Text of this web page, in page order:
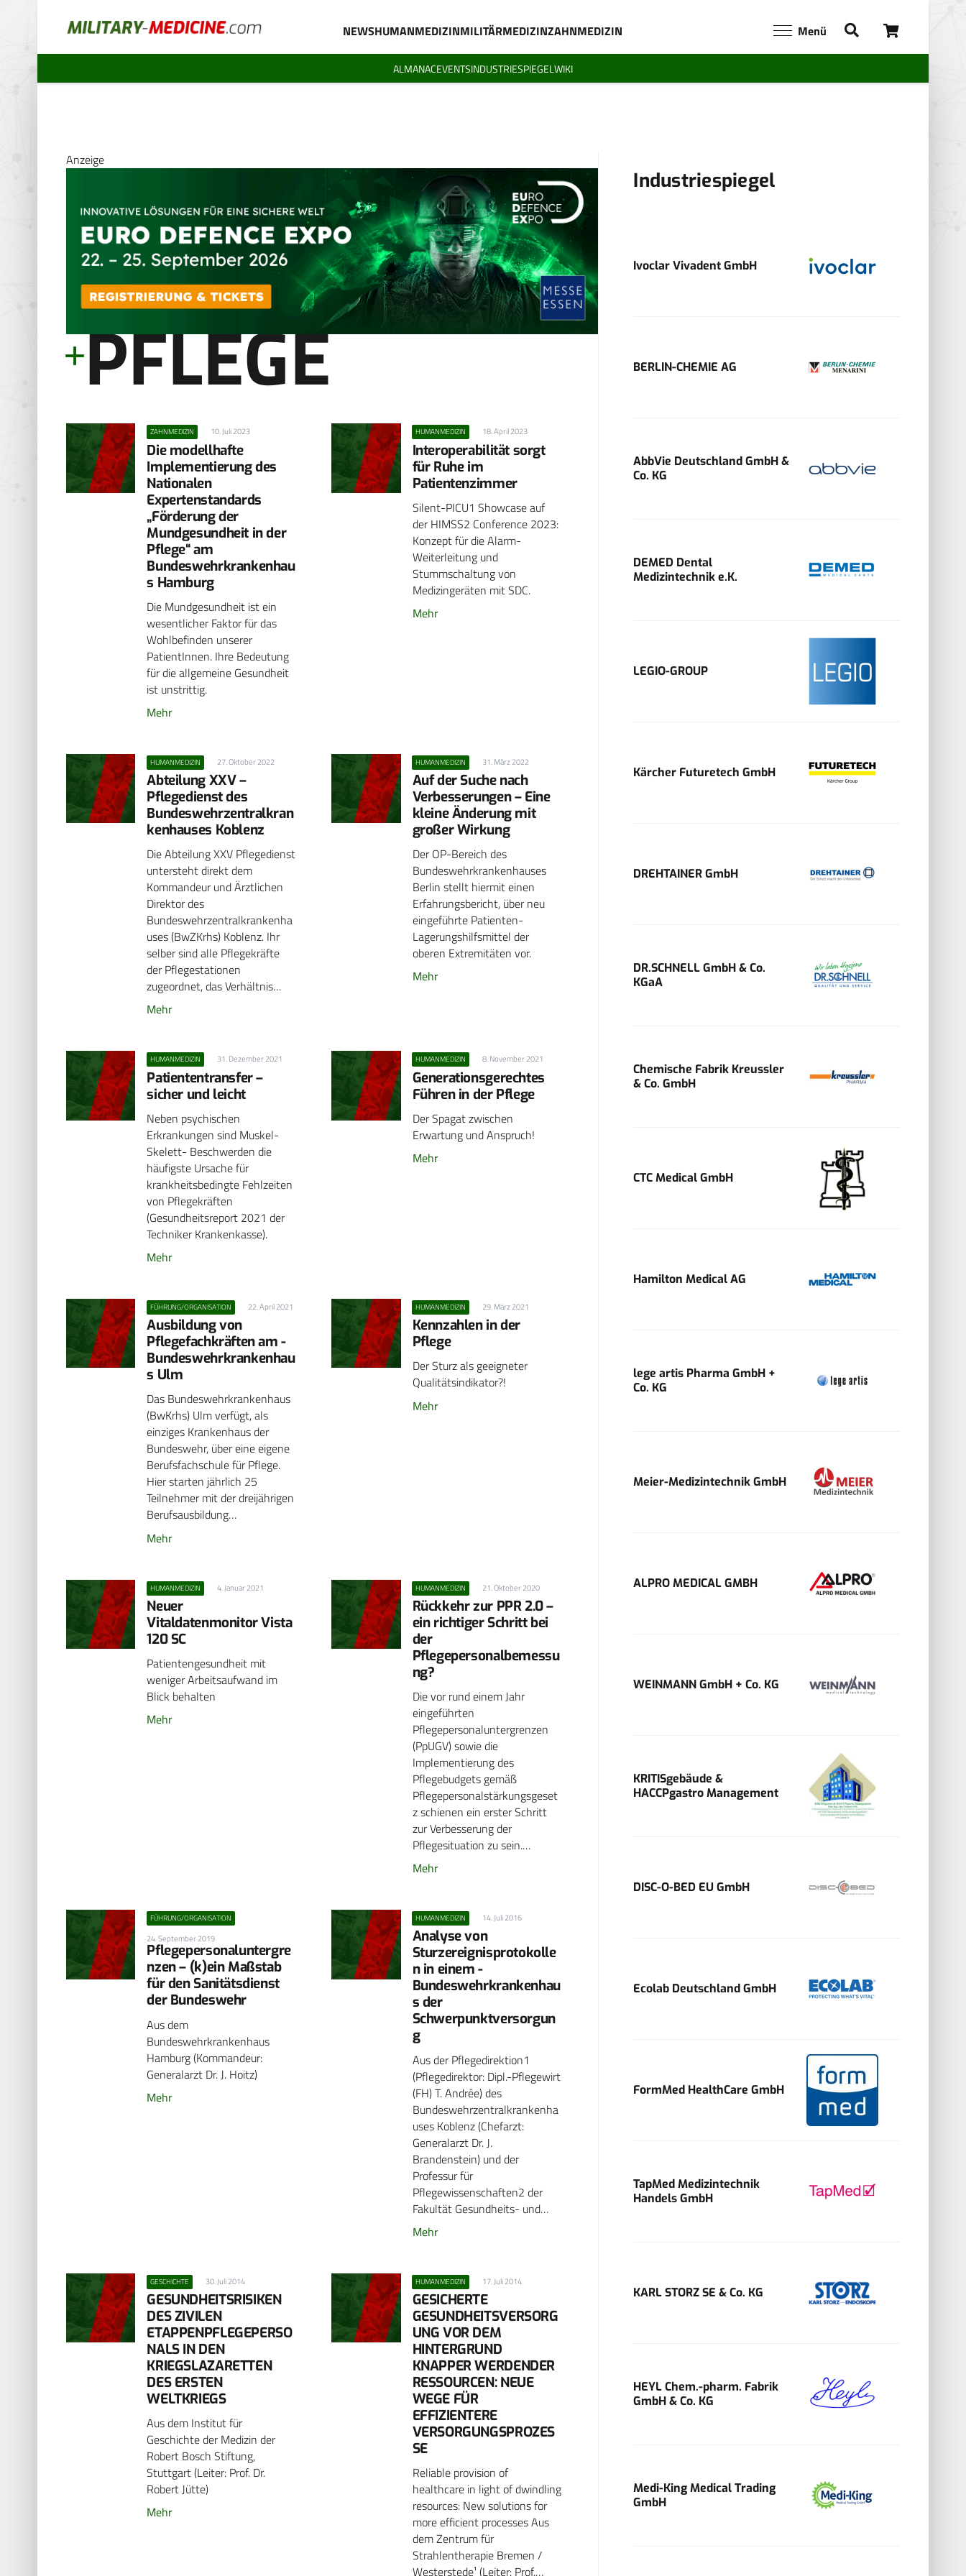
NEWSHUMANMEDIZINMILITÄRMEDIZINZAHNMEDIZIN Menü
ALMANACEVENTSINDUSTRIESPIEGELWIKI
Anzeige
PFLEGE
ZAHNMEDIZIN 10. Juli 2023
Die modellhafte
Implementierung des
Nationalen
Expertenstandards
„Förderung der
Mundgesundheit in der
Pflege“ am
Bundeswehrkrankenhau
s Hamburg
Die Mundgesundheit ist ein
wesentlicher Faktor für das
Wohlbefinden unserer
PatientInnen. Ihre Bedeutung
für die allgemeine Gesundheit
ist unstrittig.
Mehr
HUMANMEDIZIN 18. April 2023
Interoperabilität sorgt
für Ruhe im
Patientenzimmer
Silent-PICU1 Showcase auf
der HIMSS2 Conference 2023:
Konzept für die Alarm-
Weiterleitung und
Stummschaltung von
Medizingeräten mit SDC.
Mehr
HUMANMEDIZIN 27. Oktober 2022
Abteilung XXV –
Pflegedienst des
Bundeswehrzentralkran
kenhauses Koblenz
Die Abteilung XXV Pflegedienst
untersteht direkt dem
Kommandeur und Ärztlichen
Direktor des
Bundeswehrzentralkrankenha
uses (BwZKrhs) Koblenz. Ihr
selber sind alle Pflegekräfte
der Pflegestationen
zugeordnet, das Verhältnis…
Mehr
HUMANMEDIZIN 31. März 2022
Auf der Suche nach
Verbesserungen – Eine
kleine Änderung mit
großer Wirkung
Der OP-Bereich des
Bundeswehrkrankenhauses
Berlin stellt hiermit einen
Erfahrungsbericht, über neu
eingeführte Patienten-
Lagerungshilfsmittel der
oberen Extremitäten vor.
Mehr
HUMANMEDIZIN 31. Dezember 2021
Patiententransfer –
sicher und leicht
Neben psychischen
Erkrankungen sind Muskel-
Skelett- Beschwerden die
häufigste Ursache für
krankheitsbedingte Fehlzeiten
von Pflegekräften
(Gesundheitsreport 2021 der
Techniker Krankenkasse).
Mehr
HUMANMEDIZIN 8. November 2021
Generationsgerechtes
Führen in der Pflege
Der Spagat zwischen
Erwartung und Anspruch!
Mehr
FÜHRUNG/ORGANISATION 22. April 2021
Ausbildung von
Pflegefachkräften am ­
Bundeswehrkrankenhau
s Ulm
Das Bundeswehrkrankenhaus
(BwKrhs) Ulm verfügt, als
einziges Krankenhaus der
Bundeswehr, über eine eigene
Berufsfachschule für Pflege.
Hier starten jährlich 25
Teilnehmer mit der dreijährigen
Berufsausbildung…
Mehr
HUMANMEDIZIN 29. März 2021
Kennzahlen in der
Pflege
Der Sturz als geeigneter
Qualitätsindikator?!
Mehr
HUMANMEDIZIN 4. Januar 2021
Neuer
Vitaldatenmonitor Vista
120 SC
Patientengesundheit mit
weniger Arbeitsaufwand im
Blick behalten
Mehr
HUMANMEDIZIN 21. Oktober 2020
Rückkehr zur PPR 2.0 –
ein richtiger Schritt bei
der
Pflegepersonalbemessu
ng?
Die vor rund einem Jahr
eingeführten
Pflegepersonaluntergrenzen
(PpUGV) sowie die
Implementierung des
Pflegebudgets gemäß
Pflegepersonalstärkungsgeset
z schienen ein erster Schritt
zur Verbesserung der
Pflegesituation zu sein.…
Mehr
FÜHRUNG/ORGANISATION
24. September 2019
Pflegepersonaluntergre
nzen – (k)ein Maßstab
für den Sanitätsdienst
der ­Bundeswehr
Aus dem
Bundeswehrkrankenhaus
Hamburg (Kommandeur:
Generalarzt Dr. J. Hoitz)
Mehr
HUMANMEDIZIN 14. Juli 2016
Analyse von
Sturzereignisprotokolle
n in einem -
Bundeswehrkrankenhau
s der
Schwerpunktversorgun
g
Aus der Pflegedirektion1
(Pflegedirektor: Dipl.-Pflegewirt
(FH) T. Andrée) des
Bundeswehrzentralkrankenha
uses Koblenz (Chefarzt:
Generalarzt Dr. J.
Brandenstein) und der
Professur für
Pflegewissenschaften2 der
Fakultät Gesundheits- und…
Mehr
GESCHICHTE 30. Juli 2014
GESUNDHEITSRISIKEN
DES ZIVILEN
ETAPPENPFLEGEPERSO
NALS IN DEN
KRIEGSLAZARETTEN
DES ERSTEN
WELTKRIEGS
Aus dem Institut für
Geschichte der Medizin der
Robert Bosch Stiftung,
Stuttgart (Leiter: Prof. Dr.
Robert Jütte)
Mehr
HUMANMEDIZIN 17. Juli 2014
GESICHERTE
GESUNDHEITSVERSORG
UNG VOR DEM
HINTERGRUND
KNAPPER WERDENDER
RESSOURCEN: NEUE
WEGE FÜR
EFFIZIENTERE
VERSORGUNGSPROZES
SE
Reliable provision of
healthcare in light of dwindling
resources: New solutions for
more efficient processes Aus
dem Zentrum für
Strahlentherapie Bremen /
Westerstede¹ (Leiter: Prof.…
Industriespiegel
Ivoclar Vivadent GmbH
BERLIN-CHEMIE AG
AbbVie Deutschland GmbH &
Co. KG
DEMED Dental
Medizintechnik e.K.
LEGIO-GROUP
Kärcher Futuretech GmbH
DREHTAINER GmbH
DR.SCHNELL GmbH & Co.
KGaA
Chemische Fabrik Kreussler
& Co. GmbH
CTC Medical GmbH
Hamilton Medical AG
lege artis Pharma GmbH +
Co. KG
Meier-Medizintechnik GmbH
ALPRO MEDICAL GMBH
WEINMANN GmbH + Co. KG
KRITISgebäude &
HACCPgastro Management
DISC-O-BED EU GmbH
Ecolab Deutschland GmbH
FormMed HealthCare GmbH
TapMed Medizintechnik
Handels GmbH
KARL STORZ SE & Co. KG
HEYL Chem.-pharm. Fabrik
GmbH & Co. KG
Medi-King Medical Trading
GmbH